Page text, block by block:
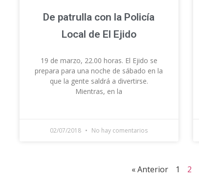
De patrulla con la Policía
Local de El Ejido
19 de marzo, 22.00 horas. El Ejido se
prepara para una noche de sábado en la
que la gente saldrá a divertirse.
Mientras, en la
02/07/2018 No hay comentarios
« Anterior 1 2